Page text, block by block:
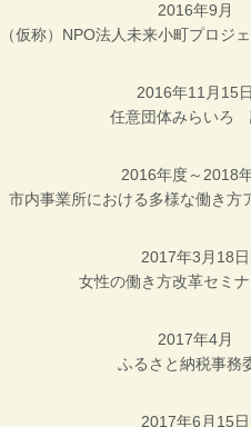
2016年9月
（仮称）NPO法人未来小町プロジ
2016年11月15日
任意団体みらいろ
2016年度～2018
市内事業所における多様な働き方
2017年3月18日
女性の働き方改革セミ
2017年4月
ふるさと納税事務
2017年6月15日